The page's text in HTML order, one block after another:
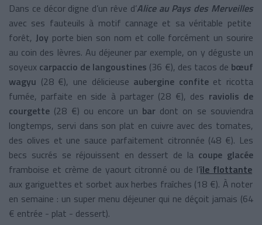
Dans ce décor digne d’un rêve d’Alice au Pays des Merveilles
avec ses fauteuils à motif cannage et sa véritable petite
forêt, Joy porte bien son nom et colle forcément un sourire
au coin des lèvres. Au déjeuner par exemple, on y déguste un
soyeux carpaccio de langoustines (36 €), des tacos de bœuf
wagyu (28 €), une délicieuse aubergine confite et ricotta
fumée, parfaite en side à partager (28 €), des raviolis de
courgette (28 €) ou encore un bar dont on se souviendra
longtemps, servi dans son plat en cuivre avec des tomates,
des olives et une sauce parfaitement citronnée (48 €). Les
becs sucrés se réjouissent en dessert de la coupe glacée
framboise et crème de yaourt citronné ou de l’île flottante
aux gariguettes et sorbet aux herbes fraîches (18 €). À noter
en semaine : un super menu déjeuner qui ne déçoit jamais (64
€ entrée - plat - dessert).